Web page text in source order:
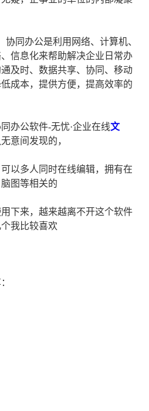
同办公是利用网络、计算机、
信息化来帮助解决企业日常办
及时、数据共享、协同、移动
成本，提供方便，提高效率的
办公软件-无忧·企业在线文
意间发现的，
以多人同时在线编辑，拥有在
图等相关的
下来，越来越离不开这个软件
我比较喜欢